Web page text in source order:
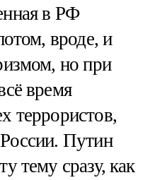
в РФ
вроде, и
но при
время
террористов,
Путин
тему сразу, как